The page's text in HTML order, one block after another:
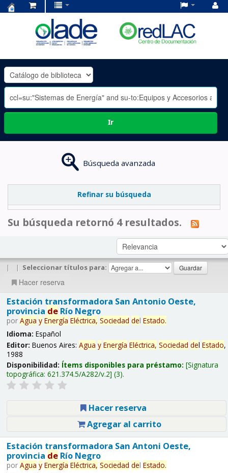
OLADE
-
Ir
Búsqueda avanzada
Refinar su búsqueda
Su búsqueda retornó 4 resultados.
| | Seleccionar títulos para:
Hacer reserva
Estación transformadora San Antonio Oeste,
provincia deRío Negro
por Agua y Energía Eléctrica, Sociedad del Estado.
Idioma: Español
Editor: Buenos Aires: Agua y Energía Eléctrica, Sociedad del Estado,
1988
Disponibilidad: Ítems disponibles para préstamo: Signatura
topográfica: 621.374.5/A282/v.2 (3).
Hacer reserva
Agregar al carrito
Estación transformadora San Antoni Oeste,
provincia deRío Negro
por Agua y Energía Eléctrica, Sociedad del Estado.